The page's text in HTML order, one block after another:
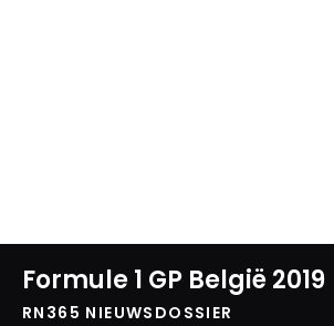
Formule 1 GP België 2019
RN365 NIEUWSDOSSIER